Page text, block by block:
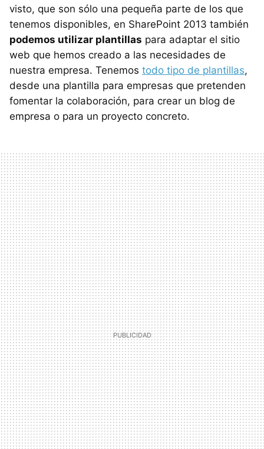
visto, que son sólo una pequeña parte de los que
tenemos disponibles, en SharePoint 2013 también
podemos utilizar plantillas para adaptar el sitio
web que hemos creado a las necesidades de
nuestra empresa. Tenemos todo tipo de plantillas,
desde una plantilla para empresas que pretenden
fomentar la colaboración, para crear un blog de
empresa o para un proyecto concreto.